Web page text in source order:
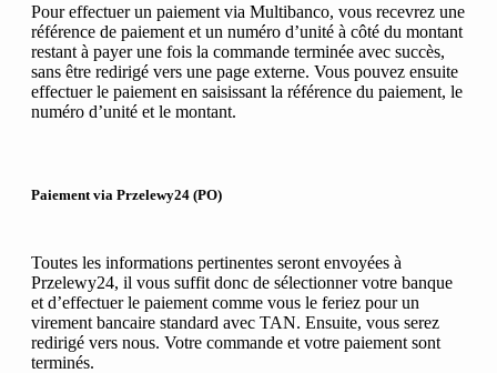
Pour effectuer un paiement via Multibanco, vous recevrez une
référence de paiement et un numéro d’unité à côté du montant
restant à payer une fois la commande terminée avec succès,
sans être redirigé vers une page externe. Vous pouvez ensuite
effectuer le paiement en saisissant la référence du paiement, le
numéro d’unité et le montant.
Paiement via Przelewy24 (PO)
Toutes les informations pertinentes seront envoyées à
Przelewy24, il vous suffit donc de sélectionner votre banque
et d’effectuer le paiement comme vous le feriez pour un
virement bancaire standard avec TAN. Ensuite, vous serez
redirigé vers nous. Votre commande et votre paiement sont
terminés.